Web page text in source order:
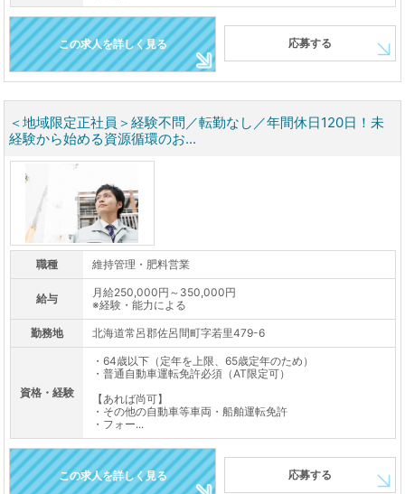
この求人を詳しく見る 応募する
＜地域限定正社員＞経験不問／転勤なし／年間休日120日！未
経験から始める資源循環のお...
職種 維持管理・肥料営業
給与
月給250,000円～350,000円
※経験・能力による
勤務地 北海道常呂郡佐呂間町字若里479-6
資格・経験
・64歳以下（定年を上限、65歳定年のため）
・普通自動車運転免許必須（AT限定可）
【あれば尚可】
・その他の自動車等車両・船舶運転免許
・フォー...
この求人を詳しく見る 応募する